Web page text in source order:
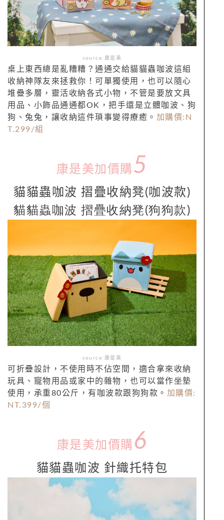
source:康是美
桌上東西總是亂糟糟？通通交給貓貓蟲咖波這組
收納神隊友來拯救你！可單獨使用，也可以隨心
堆疊多層，靈活收納各式小物，不管是要放文具
用品、小飾品通通都OK，把手還是立體咖波、狗
狗、兔兔，讓收納這件瑣事變得療癒。 加購價:N
T.299/組
康是美加價購 5
貓貓蟲咖波 摺疊收納凳(咖波款)
貓貓蟲咖波 摺疊收納凳(狗狗款 )
source:康是美
可折疊設計，不使用時不佔空間，適合拿來收納
玩具、寵物用品或家中的雜物，也可以當作坐墊
使用，承重80公斤，有咖波款跟狗狗款。 加購價:
NT.399/個
康是美加價購 6
貓貓蟲咖波 針織托特包